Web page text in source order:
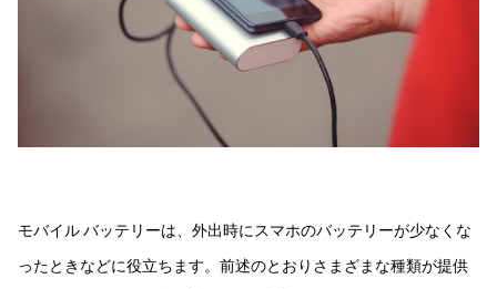
モバイル バッテリーは、外出時にスマホのバッテリーが少なくな
ったときなどに役立ちます。前述のとおりさまざまな種類が提供